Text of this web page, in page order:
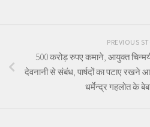
PREVIOUS
500 करोड़ रुपए कमाने, आयुक्त
देवनानी से संबंध, पार्षदों का पटाए
धर्मेन्द्र गहलोत के